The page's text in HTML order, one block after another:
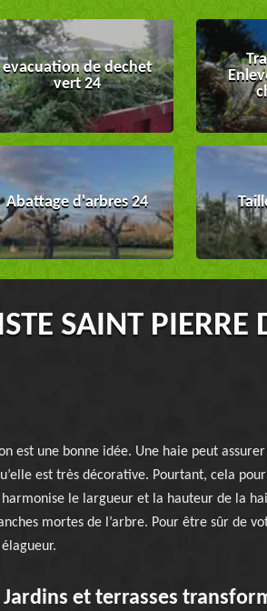
evacuation de dechet
vert 24
Abattage d'arbres 24
SAINT PIERRE
est une bonne idée. Une haie peut
est très décorative. Pourtant, cela
le largueur et la hauteur de la
mortes de l’arbre. Pour être sûr de
Jardins et terrasses